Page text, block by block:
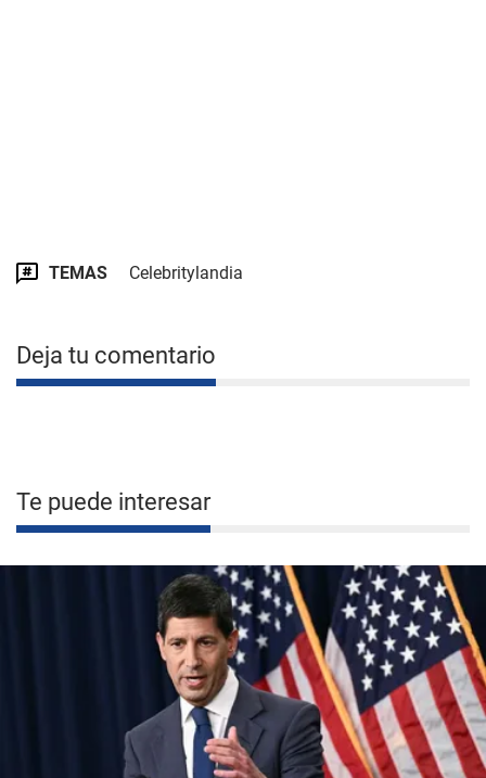
TEMAS Celebritylandia
Deja tu comentario
Te puede interesar